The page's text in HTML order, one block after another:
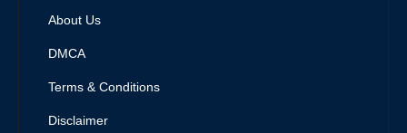
About Us
DMCA
Terms & Conditions
Disclaimer